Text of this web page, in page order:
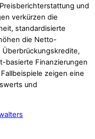
und
verkürzen die
standardisierte
die Netto-
Überbrückungskredite,
basierte Finanzierungen
zeigen eine
und